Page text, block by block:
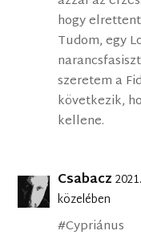
hogy
Tudom, egy
szeretem a
következik,
kellene.
Csabacz
közelében
#Cypriánus